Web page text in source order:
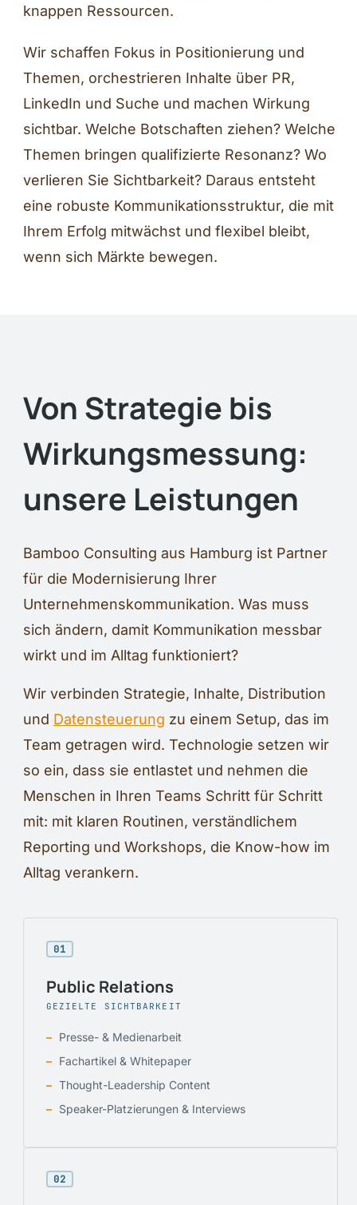
knappen Ressourcen.
Wir schaffen Fokus in Positionierung und
Themen, orchestrieren Inhalte über PR,
LinkedIn und Suche und machen Wirkung
sichtbar. Welche Botschaften ziehen? Welche
Themen bringen qualifizierte Resonanz? Wo
verlieren Sie Sichtbarkeit? Daraus entsteht
eine robuste Kommunikationsstruktur, die mit
Ihrem Erfolg mitwächst und flexibel bleibt,
wenn sich Märkte bewegen.
Von Strategie bis
Wirkungsmessung:
unsere Leistungen
Bamboo Consulting aus Hamburg ist Partner
für die Modernisierung Ihrer
Unternehmenskommunikation. Was muss
sich ändern, damit Kommunikation messbar
wirkt und im Alltag funktioniert?
Wir verbinden Strategie, Inhalte, Distribution
und Datensteuerung zu einem Setup, das im
Team getragen wird. Technologie setzen wir
so ein, dass sie entlastet und nehmen die
Menschen in Ihren Teams Schritt für Schritt
mit: mit klaren Routinen, verständlichem
Reporting und Workshops, die Know-how im
Alltag verankern.
01
Public Relations
GEZIELTE SICHTBARKEIT
Presse- & Medienarbeit
Fachartikel & Whitepaper
Thought-Leadership Content
Speaker-Platzierungen & Interviews
02